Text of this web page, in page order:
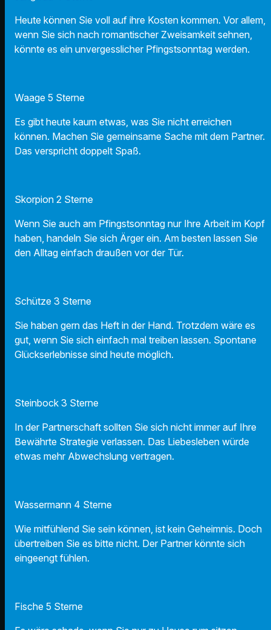
Heute können Sie voll auf ihre Kosten kommen. Vor allem,
wenn Sie sich nach romantischer Zweisamkeit sehnen,
könnte es ein unvergesslicher Pfingstsonntag werden.
Waage 5 Sterne
Es gibt heute kaum etwas, was Sie nicht erreichen
können. Machen Sie gemeinsame Sache mit dem Partner.
Das verspricht doppelt Spaß.
Skorpion 2 Sterne
Wenn Sie auch am Pfingstsonntag nur Ihre Arbeit im Kopf
haben, handeln Sie sich Ärger ein. Am besten lassen Sie
den Alltag einfach draußen vor der Tür.
Schütze 3 Sterne
Sie haben gern das Heft in der Hand. Trotzdem wäre es
gut, wenn Sie sich einfach mal treiben lassen. Spontane
Glückserlebnisse sind heute möglich.
Steinbock 3 Sterne
In der Partnerschaft sollten Sie sich nicht immer auf Ihre
Bewährte Strategie verlassen. Das Liebesleben würde
etwas mehr Abwechslung vertragen.
Wassermann 4 Sterne
Wie mitfühlend Sie sein können, ist kein Geheimnis. Doch
übertreiben Sie es bitte nicht. Der Partner könnte sich
eingeengt fühlen.
Fische 5 Sterne